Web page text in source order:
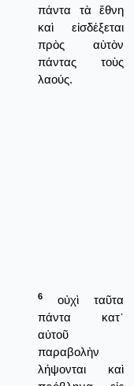
πάντα τὰ ἔθνη
καὶ εἰσδέξεται
πρὸς αὐτὸν
πάντας τοὺς
λαούς.
6
οὐχὶ ταῦτα
πάντα κατ᾿
αὐτοῦ
παραβολὴν
λήψονται καὶ